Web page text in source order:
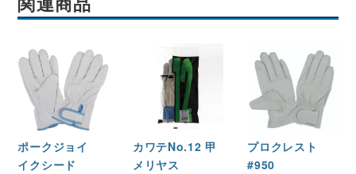
ポークジョイ
イクシード
カワテNo.12 甲
メリヤス
プロクレスト
#950